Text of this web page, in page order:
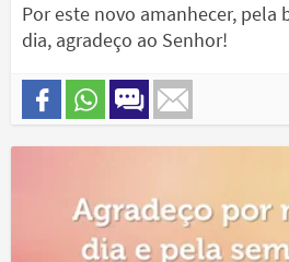
Por este novo amanhecer, pela
dia, agradeço ao Senhor!